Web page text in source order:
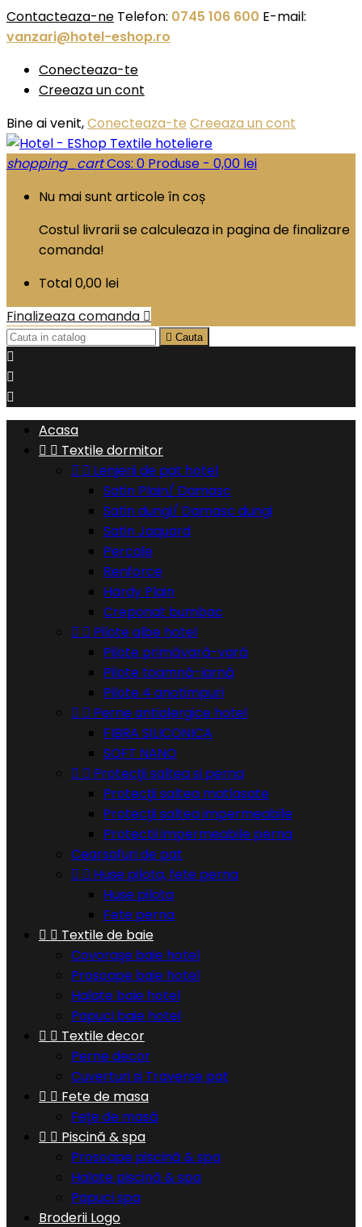
Contacteaza-ne Telefon: 0745 106 600 E-mail:
vanzari@hotel-eshop.ro
Conecteaza-te
Creeaza un cont
Bine ai venit,Conecteaza-te Creeaza un cont
shopping_cartCos: 0 Produse - 0,00 lei
Nu mai sunt articole în coș
Costul livrarii se calculeaza in pagina de finalizare
comanda!
Total0,00 lei
Finalizeaza comanda 
 Cauta



Acasa
  Textile dormitor
  Lenjerii de pat hotel
Satin Plain/ Damasc
Satin dungi/ Damasc dungi
Satin Jaquard
Percale
Renforce
Hardy Plain
Creponat bumbac
  Pilote albe hotel
Pilote primăvară-vară
Pilote toamnă-iarnă
Pilote 4 anotimpuri
  Perne antialergice hotel
FIBRA SILICONICA
SOFT NANO
  Protecţii saltea si perna
Protecţii saltea matlasate
Protecţii saltea impermeabile
Protectii impermeabile perna
Cearsafuri de pat
  Huse pilota, fete perna
Huse pilota
Fete perna
  Textile de baie
Covoraşe baie hotel
Prosoape baie hotel
Halate baie hotel
Papuci baie hotel
  Textile decor
Perne decor
Cuverturi si Traverse pat
  Fete de masa
Feţe de masă
  Piscină & spa
Prosoape piscină & spa
Halate piscină & spa
Papuci spa
Broderii Logo